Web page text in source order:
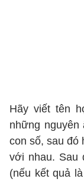
Hãy viết tên
những
con số, sau đó
với nhau. Sau
(nếu kết quả